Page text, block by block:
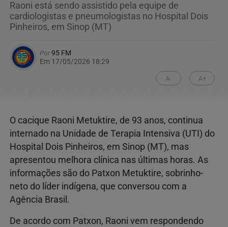
Raoni está sendo assistido pela equipe de
cardiologistas e pneumologistas no Hospital Dois
Pinheiros, em Sinop (MT)
Por95 FM
Em 17/05/2026 18:29
A- A+
O cacique Raoni Metuktire, de 93 anos, continua
internado na Unidade de Terapia Intensiva (UTI) do
Hospital Dois Pinheiros, em Sinop (MT), mas
apresentou melhora clínica nas últimas horas. As
informações são do Patxon Metuktire, sobrinho-
neto do líder indígena, que conversou com a
Agência Brasil.
De acordo com Patxon, Raoni vem respondendo